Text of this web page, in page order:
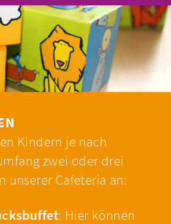
Kindern je nach
zwei oder drei
unserer Cafeteria an:
: Hier können